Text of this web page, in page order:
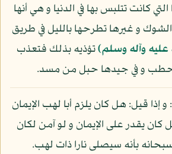
كانت تتلبس بها في الدنيا و هي أنها
و غيرها تطرحها بالليل في طريق
وآله وسلم)تؤذيه بذلك فتعذب
و في جيدها حبل من مسد.
إذا قيل: هل كان يلزم أبا لهب الإيمان
يقدر على الإيمان و لو آمن لكان
بأنه سيصلى نارا ذات لهب.